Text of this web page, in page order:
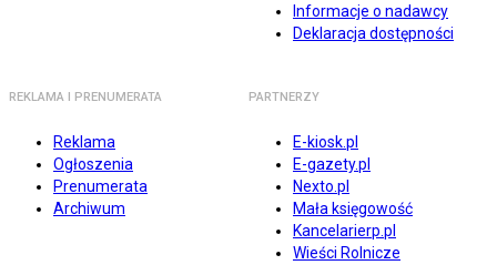
Informacje o nadawcy
Deklaracja dostępności
REKLAMA I PRENUMERATA
Reklama
Ogłoszenia
Prenumerata
Archiwum
PARTNERZY
E-kiosk.pl
E-gazety.pl
Nexto.pl
Mała księgowość
Kancelarierp.pl
Wieści Rolnicze